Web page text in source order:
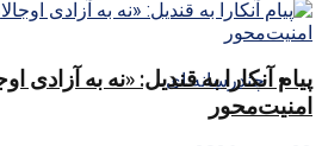
چندرسانه ای
پیام آنکارا به قندیل: «نه به آزادی
امنیت‌محور